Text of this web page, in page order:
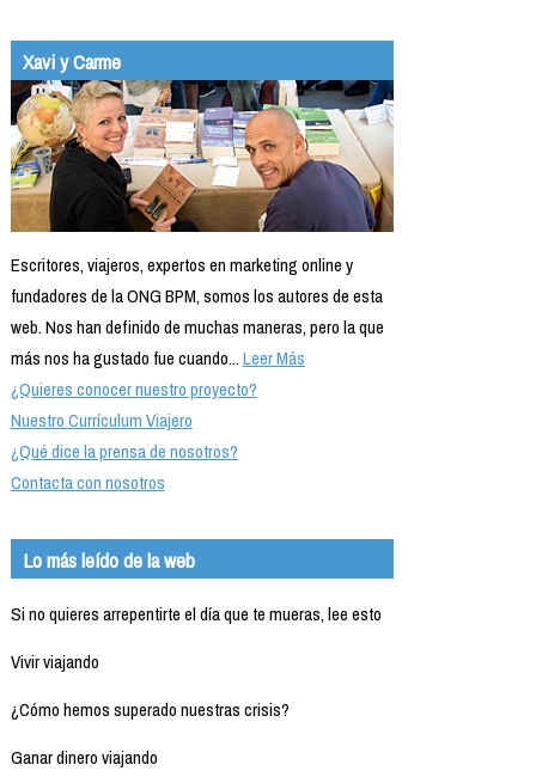
Xavi y Carme
Escritores, viajeros, expertos en marketing online y
fundadores de la ONG BPM, somos los autores de esta
web. Nos han definido de muchas maneras, pero la que
más nos ha gustado fue cuando...Leer Más
¿Quieres conocer nuestro proyecto?
Nuestro Currículum Viajero
¿Qué dice la prensa de nosotros?
Contacta con nosotros
Lo más leído de la web
Si no quieres arrepentirte el día que te mueras, lee esto
Vivir viajando
¿Cómo hemos superado nuestras crisis?
Ganar dinero viajando